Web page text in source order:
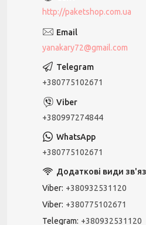
http://paketshop.com.ua
yanakary72@gmail.com
+380775102671
+380997274844
+380775102671
Viber +380932531120
Viber +380775102671
Telegram +380932531120